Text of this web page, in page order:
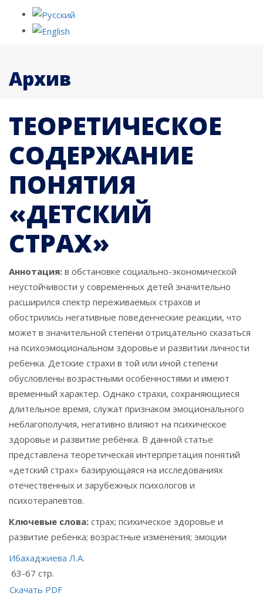
Архив
ТЕОРЕТИЧЕСКОЕ
СОДЕРЖАНИЕ
ПОНЯТИЯ
«ДЕТСКИЙ
СТРАХ»
Аннотация: в обстановке социально-экономической
неустойчивости у современных детей значительно
расширился спектр переживаемых страхов и
обострились негативные поведенческие реакции, что
может в значительной степени отрицательно сказаться
на психоэмоциональном здоровье и развитии личности
ребенка. Детские страхи в той или иной степени
обусловлены возрастными особенностями и имеют
временный характер. Однако страхи, сохраняющиеся
длительное время, служат признаком эмоционального
неблагополучия, негативно влияют на психическое
здоровье и развитие ребёнка. В данной статье
представлена теоретическая интерпретация понятий
«детский страх» базирующаяся на исследованиях
отечественных и зарубежных психологов и
психотерапевтов.
Ключевые слова: страх; психическое здоровье и
развитие ребенка; возрастные изменения; эмоции
Ибахаджиева Л.А.
63-67 стр.
Скачать PDF